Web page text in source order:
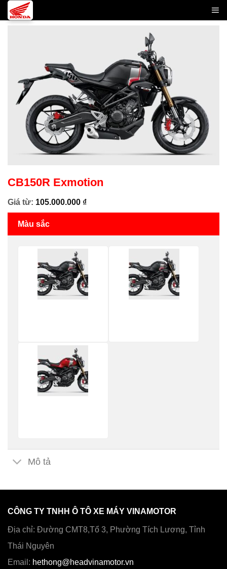
Skip
to
CB150R Exmotion
Giá từ: 105.000.000 ₫
Màu sắc
Mô tả
CÔNG TY TNHH Ô TÔ XE MÁY VINAMOTOR
Địa chỉ: Đường CMT8,Tổ 3, Phường Tích Lương, Tỉnh
Thái Nguyên
Email: hethong@headvinamotor.vn